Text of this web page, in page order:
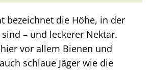
bezeichnet die Höhe, in der
– und leckerer Nektar.
vor allem Bienen und
schlaue Jäger wie die